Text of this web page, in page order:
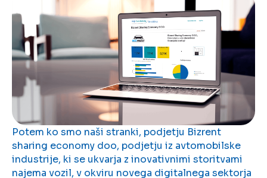
Potem ko smo naši stranki, podjetju Bizrent
sharing economy doo, podjetju iz avtomobilske
industrije, ki se ukvarja z inovativnimi storitvami
najema vozil, v okviru novega digitalnega sektorja